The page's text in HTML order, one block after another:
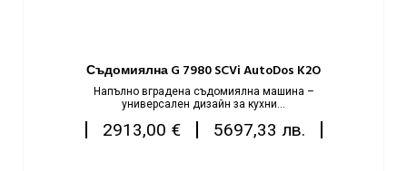
Съдомиялна G 7980 SCVi AutoDos K2O
Напълно вграденa съдомиялнa машинa –
универсален дизайн за кухни...
Цена
2913,00 €| 5697,33 лв.